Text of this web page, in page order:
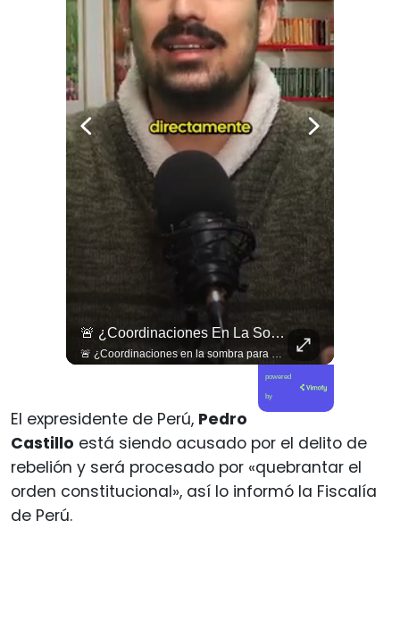
🚨 ¿Coordinaciones En La Sombra Para Blindar Una Candidatura Presidencial?
🚨 ¿Coordinaciones en la sombra para blindar una candidatura presidencial? Nuevos chats salpican a Andrés Chadwick. 🇨🇱⚖️ Mensajes incautados por la Fiscalía revelan que el exministro operó junto a Luis Hermosilla para preparar a testigos clave en la causa por coimas de LAN en 2009. Las conversaciones desmienten la versión de Chadwick sobre haberse enterado del caso por la prensa, exponiendo una estrategia judicial y comunicacional para evitar que el escándalo de información privilegiada y pagos indebidos afectara la carrera de Sebastián Piñera a La Moneda. 📲💣 🎥 Revisa el desglose completo de los chats y los detalles del reportaje en elciudadano.com 🔗 (Link en la biografía). ¿Qué impacto crees que tienen estas revelaciones en la trastienda del poder político? Te leemos en los comentarios. 💬👇🏼
powered
by
El expresidente de Perú, Pedro
Castillo está siendo acusado por el delito de
rebelión y será procesado por «quebrantar el
orden constitucional», así lo informó la Fiscalía
de Perú.